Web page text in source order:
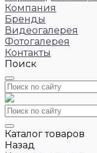
Компания
Бренды
Видеогалерея
Фотогалерея
Контакты
Поиск
Каталог товаров
Назад